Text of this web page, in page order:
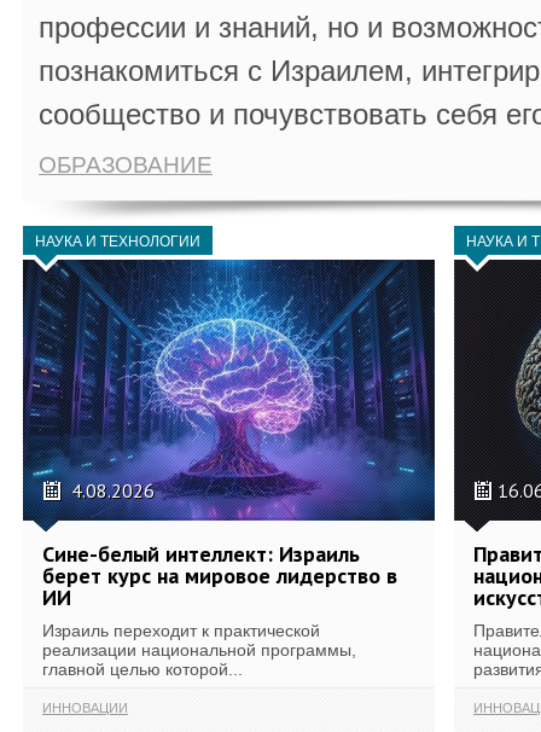
профессии и знаний, но и
познакомиться с Израилем,
сообщество и почувствовать себя
ОБРАЗОВАНИЕ
НАУКА И ТЕХНОЛОГИИ
4.08.2026
Сине-белый интеллект: Израиль
берет курс на мировое лидерство в
ИИ
Израиль переходит к практической
реализации национальной программы,
главной целью которой...
ИННОВАЦИИ
НАУКА И